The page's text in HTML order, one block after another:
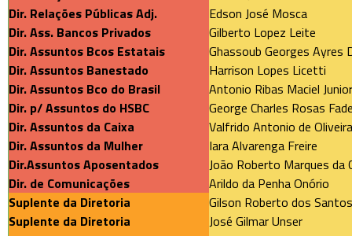
Dir. Relações Públicas Adj.
Edson José Mosca
Dir. Ass. Bancos Privados
Gilberto Lopez Leite
Dir. Assuntos Bcos Estatais
Ghassoub Georges Ayres
Dir. Assuntos Banestado
Harrison Lopes Licetti
Dir. Assuntos Bco do Brasil
Antonio Ribas Maciel Junior
Dir. p/ Assuntos do HSBC
George Charles Rosas
Dir. Assuntos da Caixa
Valfrido Antonio de Oliveira
Dir. Assuntos da Mulher
Iara Alvarenga Freire
Dir.Assuntos Aposentados
João Roberto Marques da
Dir. de Comunicações
Arildo da Penha Onório
Suplente da Diretoria
Gilson Roberto dos Santos
Suplente da Diretoria
José Gilmar Unser